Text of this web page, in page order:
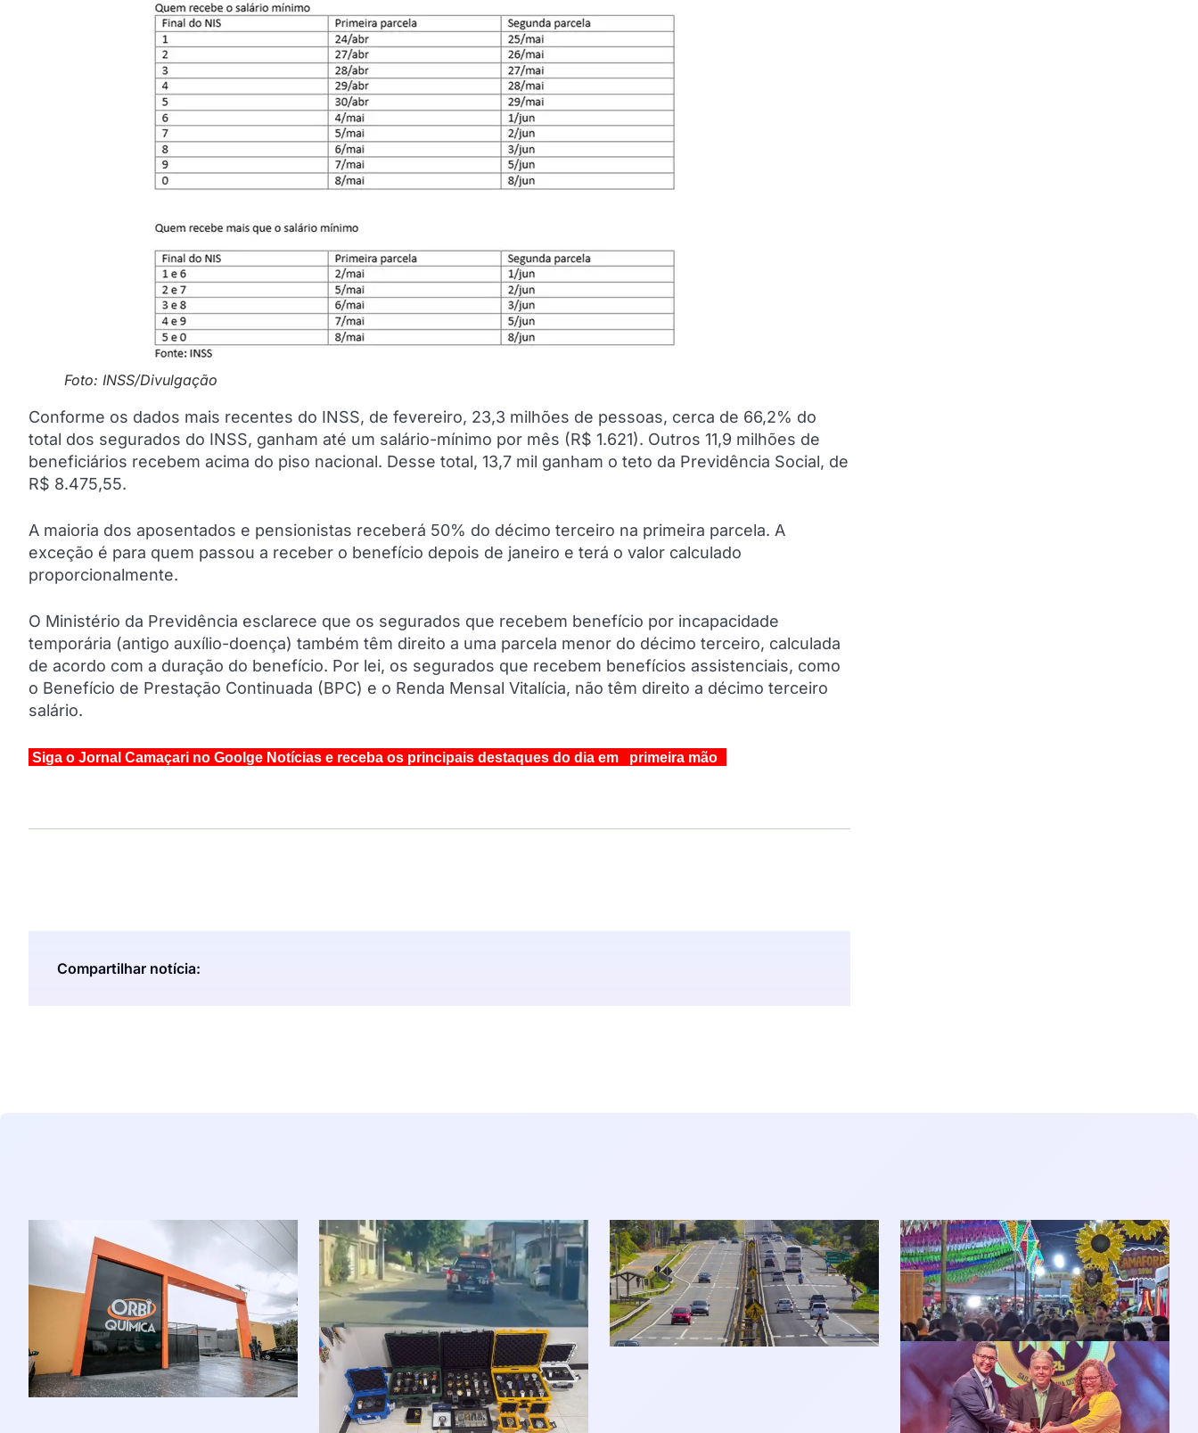
Foto: INSS/Divulgação
Conforme os dados mais recentes do INSS, de fevereiro, 23,3 milhões de pessoas, cerca de 66,2% do
total dos segurados do INSS, ganham até um salário-mínimo por mês (R$ 1.621). Outros 11,9 milhões de
beneficiários recebem acima do piso nacional. Desse total, 13,7 mil ganham o teto da Previdência Social, de
R$ 8.475,55.
A maioria dos aposentados e pensionistas receberá 50% do décimo terceiro na primeira parcela. A
exceção é para quem passou a receber o benefício depois de janeiro e terá o valor calculado
proporcionalmente.
O Ministério da Previdência esclarece que os segurados que recebem benefício por incapacidade
temporária (antigo auxílio-doença) também têm direito a uma parcela menor do décimo terceiro, calculada
de acordo com a duração do benefício. Por lei, os segurados que recebem benefícios assistenciais, como
o Benefício de Prestação Continuada (BPC) e o Renda Mensal Vitalícia, não têm direito a décimo terceiro
salário.
Siga o Jornal Camaçari no Goolge Notícias e receba os principais destaques do dia em primeira mão
Compartilhar notícia: